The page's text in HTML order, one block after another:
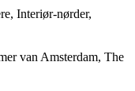
Interiør-nørder,
van Amsterdam, The